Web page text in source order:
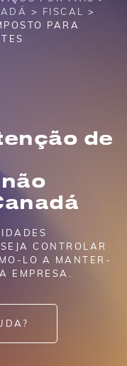
> FISCAL
>
PARA
de
CONTROLAR
LO A MANTER-
EMPRESA.